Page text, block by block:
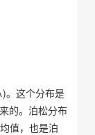
。这个分布是
的。泊松分布
值，也是泊